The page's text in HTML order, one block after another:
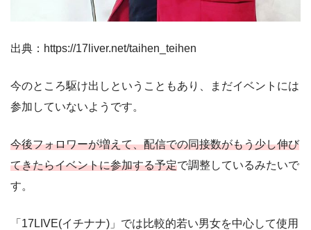
出典：https://17liver.net/taihen_teihen
今のところ駆け出しということもあり、まだイベントには
参加していないようです。
今後フォロワーが増えて、配信での同接数がもう少し伸び
てきたらイベントに参加する予定で調整しているみたいで
す。
「17LIVE(イチナナ)」では比較的若い男女を中心して使用